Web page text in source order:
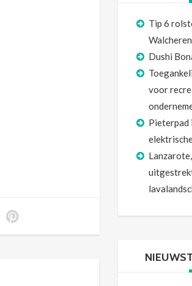
Tip 6
Walcheren
Dushi
voor
Pieterpad